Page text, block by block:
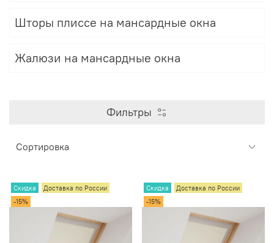
Шторы плиссе на мансардные окна
Жалюзи на мансардные окна
Фильтры
Скидка
Доставка по России
-15%
Скидка
Доставка по России
-15%